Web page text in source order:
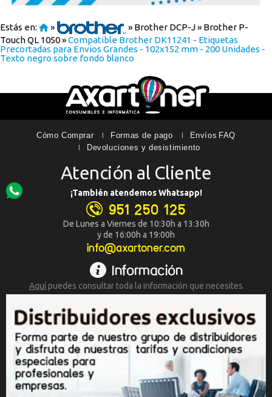
Estás en: » » Brother DCP-J» Brother P-
Touch QL 1050»Compatible Brother DK11241 - Etiquetas
Precortadas para Envios Grandes - 102x152 mm - 200 Unidades -
Texto negro sobre fondo blanco
Cómo Comprar Formas de pago Envíos FAQ
Devoluciones y desistimiento
Atención al Cliente
¡También atendemos Whatsapp!
951 250 125
De Lunes a Viernes de 10:30h a 13:30h
y de 16:00h a 19:00h
info@axartoner.com
Información
Aquípuedes consultar toda la información que necesites